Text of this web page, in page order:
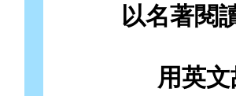
以名著閱
用英